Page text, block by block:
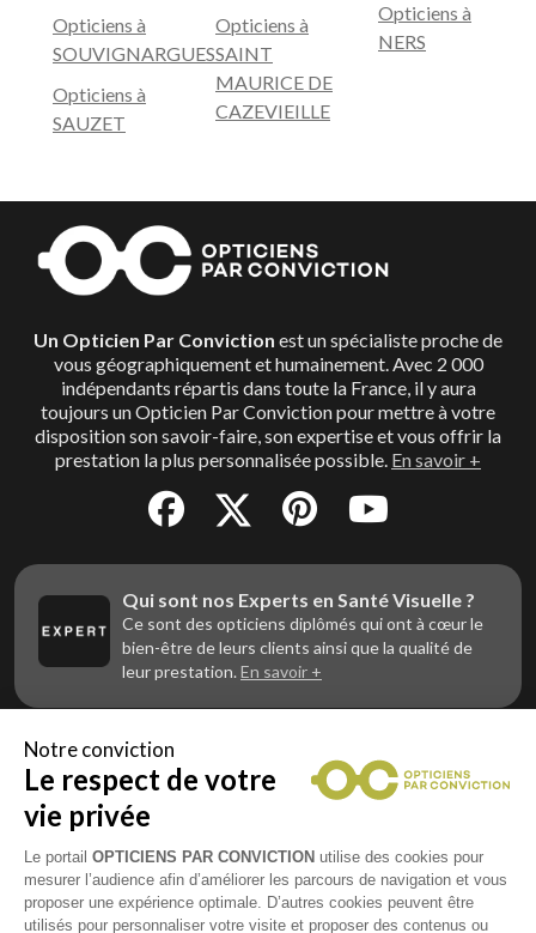
Opticiens à
SOUVIGNARGUES
Opticiens à
SAUZET
Opticiens à
SAINT
MAURICE DE
CAZEVIEILLE
Opticiens à
NERS
Un Opticien Par Conviction est un spécialiste proche de
vous géographiquement et humainement. Avec 2 000
indépendants répartis dans toute la France, il y aura
toujours un Opticien Par Conviction pour mettre à votre
disposition son savoir-faire, son expertise et vous offrir la
prestation la plus personnalisée possible. En savoir +
Qui sont nos Experts en Santé Visuelle ?
Ce sont des opticiens diplômés qui ont à cœur le
bien-être de leurs clients ainsi que la qualité de
leur prestation. En savoir +
Vous êtes un professionnel de la vue et
vous souhaitez nous rejoindre ?
Contactez Alliance Optic, la centrale d’achats et
d’accompagnement des opticiens indépendants
Notre conviction
Le respect de votre
vie privée
Le portail OPTICIENS PAR CONVICTION utilise des cookies pour
mesurer l’audience afin d’améliorer les parcours de navigation et vous
proposer une expérience optimale. D’autres cookies peuvent être
utilisés pour personnaliser votre visite et proposer des contenus ou